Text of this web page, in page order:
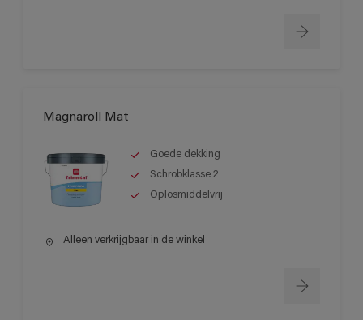
Magnaroll Mat
Goede dekking
Schrobklasse 2
Oplosmiddelvrij
Alleen verkrijgbaar in de winkel